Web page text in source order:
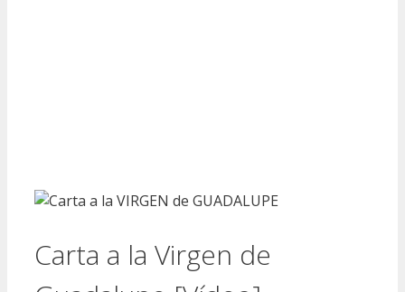
Carta a la Virgen de